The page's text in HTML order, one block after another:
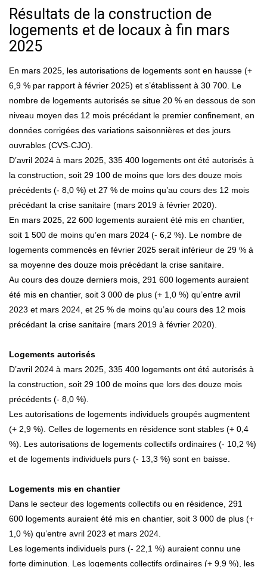
Résultats de la construction de
logements et de locaux à fin mars
2025
En mars 2025, les autorisations de logements sont en hausse (+
6,9 % par rapport à février 2025) et s’établissent à 30 700. Le
nombre de logements autorisés se situe 20 % en dessous de son
niveau moyen des 12 mois précédant le premier confinement, en
données corrigées des variations saisonnières et des jours
ouvrables (CVS-CJO).
D’avril 2024 à mars 2025, 335 400 logements ont été autorisés à
la construction, soit 29 100 de moins que lors des douze mois
précédents (- 8,0 %) et 27 % de moins qu’au cours des 12 mois
précédant la crise sanitaire (mars 2019 à février 2020).
En mars 2025, 22 600 logements auraient été mis en chantier,
soit 1 500 de moins qu’en mars 2024 (- 6,2 %). Le nombre de
logements commencés en février 2025 serait inférieur de 29 % à
sa moyenne des douze mois précédant la crise sanitaire.
Au cours des douze derniers mois, 291 600 logements auraient
été mis en chantier, soit 3 000 de plus (+ 1,0 %) qu’entre avril
2023 et mars 2024, et 25 % de moins qu’au cours des 12 mois
précédant la crise sanitaire (mars 2019 à février 2020).
Logements autorisés
D’avril 2024 à mars 2025, 335 400 logements ont été autorisés à
la construction, soit 29 100 de moins que lors des douze mois
précédents (- 8,0 %).
Les autorisations de logements individuels groupés augmentent
(+ 2,9 %). Celles de logements en résidence sont stables (+ 0,4
%). Les autorisations de logements collectifs ordinaires (- 10,2 %)
et de logements individuels purs (- 13,3 %) sont en baisse.
Logements mis en chantier
Dans le secteur des logements collectifs ou en résidence, 291
600 logements auraient été mis en chantier, soit 3 000 de plus (+
1,0 %) qu’entre avril 2023 et mars 2024.
Les logements individuels purs (- 22,1 %) auraient connu une
forte diminution. Les logements collectifs ordinaires (+ 9,9 %), les